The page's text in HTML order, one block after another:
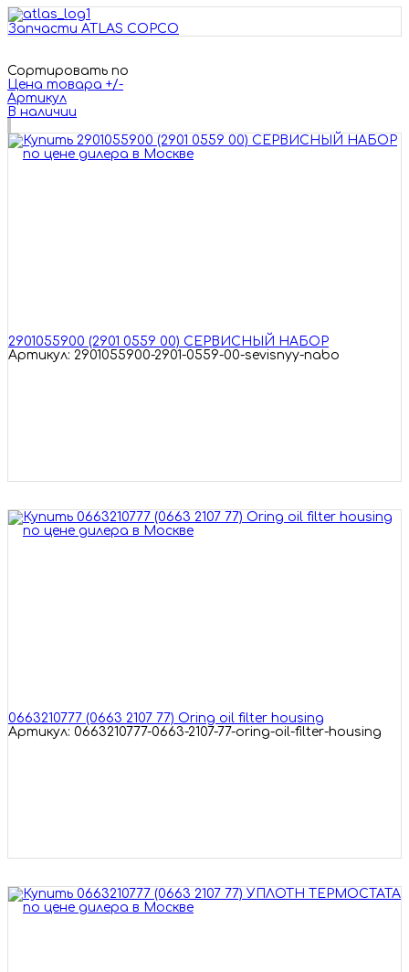
Запчасти ATLAS COPCO
Сортировать по
Цена товара +/-
Артикул
В наличии
2901055900 (2901 0559 00) СЕРВИСНЫЙ НАБОР
Артикул: 2901055900-2901-0559-00-sevisnyy-nabo
0663210777 (0663 2107 77) Oring oil filter housing
Артикул: 0663210777-0663-2107-77-oring-oil-filter-housing